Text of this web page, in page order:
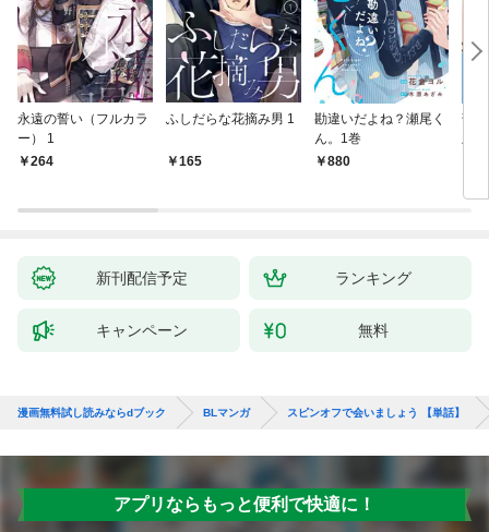
永遠の誓い（フルカラ
ー） 1
264
ふしだらな花摘み男 1
165
勘違いだよね？瀬尾く
ん。1巻
880
薄
版
新刊配信予定 ランキング
キャンペーン 無料
漫画無料試し読みならdブック BLマンガ スピンオフで会いましょう 【単話】
アプリならもっと便利で快適に！